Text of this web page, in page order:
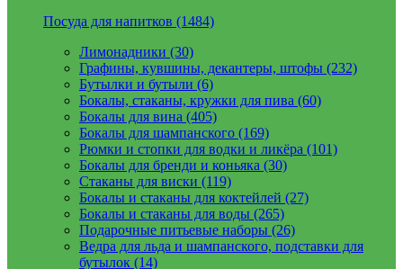
Посуда для напитков (1484)
Лимонадники (30)
Графины, кувшины, декантеры, штофы (232)
Бутылки и бутыли (6)
Бокалы, стаканы, кружки для пива (60)
Бокалы для вина (405)
Бокалы для шампанского (169)
Рюмки и стопки для водки и ликёра (101)
Бокалы для бренди и коньяка (30)
Стаканы для виски (119)
Бокалы и стаканы для коктейлей (27)
Бокалы и стаканы для воды (265)
Подарочные питьевые наборы (26)
Ведра для льда и шампанского, подставки для
бутылок (14)